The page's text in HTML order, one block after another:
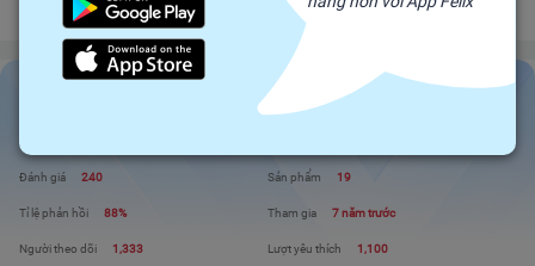
với người tiêu dùng. Giá cả cạnh tranh - Chất lượng tuyệt đối
Nhà Phân Phối Năng Lượng Xanh Felix
Đánh giá 240 Sản phẩm 19
Tỉ lệ phản hồi 88% Tham gia 7 năm trước
Người theo dõi 1,333 Lượt yêu thích 1,100